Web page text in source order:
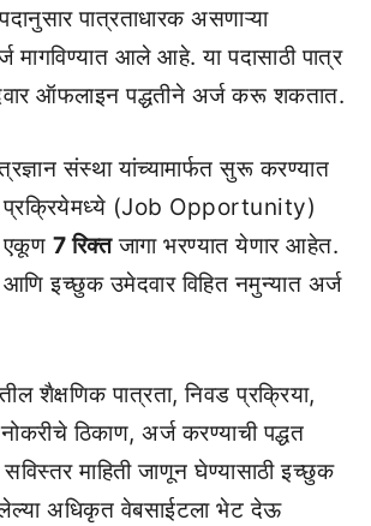
पात्रताधारक असणाऱ्या
मागविण्यात आले आहे. या पदासाठी पात्र
ऑफलाइन पद्धतीने अर्ज करू शकतात.
संस्था यांच्यामार्फत सुरू करण्यात
प्रक्रियेमध्ये (Job Opportunity)
एकूण 7 रिक्तजागा भरण्यात येणार आहेत.
आणि इच्छुक उमेदवार विहित नमुन्यात अर्ज
शैक्षणिक पात्रता, निवड प्रक्रिया,
ठिकाण, अर्ज करण्याची पद्धत
सविस्तर माहिती जाणून घेण्यासाठी इच्छुक
अधिकृत वेबसाईटला भेट देऊ